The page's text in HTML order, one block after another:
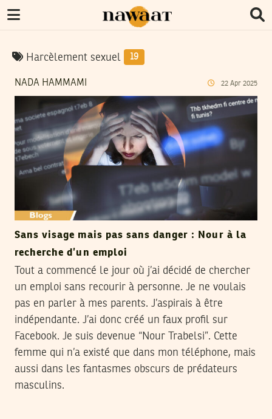
Harcèlement sexuel 19
NADA HAMMAMI 22 Apr 2025
Sans visage mais pas sans danger : Nour à la
recherche d’un emploi
Tout a commencé le jour où j’ai décidé de chercher
un emploi sans recourir à personne. Je ne voulais
pas en parler à mes parents. J’aspirais à être
indépendante. J’ai donc créé un faux profil sur
Facebook. Je suis devenue “Nour Trabelsi”. Cette
femme qui n’a existé que dans mon téléphone, mais
aussi dans les fantasmes obscurs de prédateurs
masculins.